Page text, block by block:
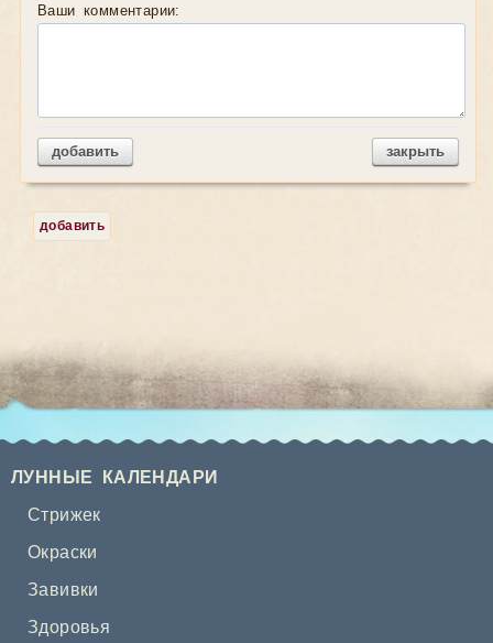
Ваши комментарии:
добавить закрыть
добавить
ЛУННЫЕ КАЛЕНДАРИ
Стрижек
Окраски
Завивки
Здоровья